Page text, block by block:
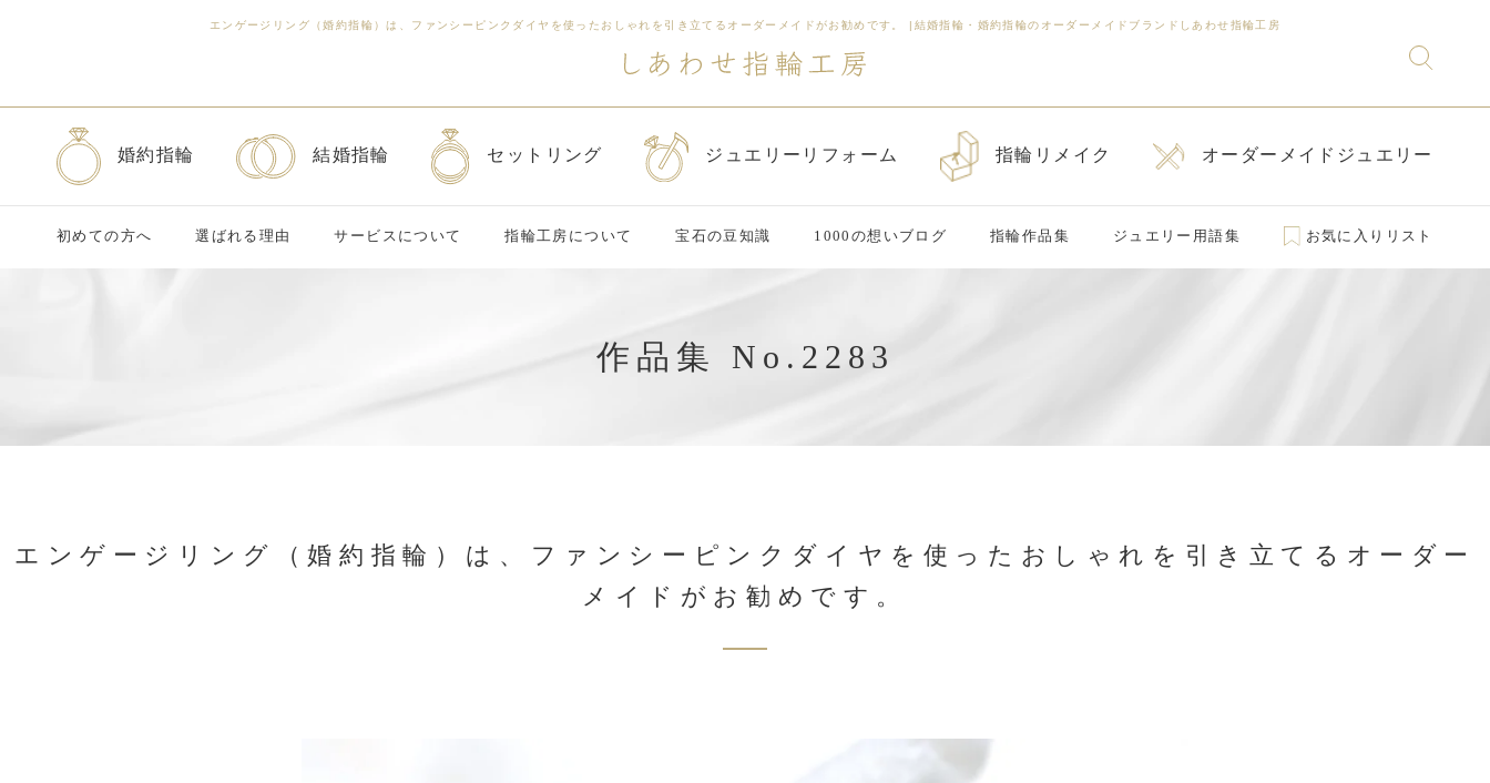
エンゲージリング（婚約指輪）は、ファンシーピンクダイヤを使ったおしゃれを引き立てるオーダーメイドがお勧めです。 | 結婚指輪・婚約指輪のオーダーメイドブランドしあわせ指輪工房
婚約指輪 結婚指輪 セットリング ジュエリーリフォーム 指輪リメイク オーダーメイドジュエリー
初めての方へ 選ばれる理由 サービスについて 指輪工房について 宝石の豆知識 1000の想いブログ 指輪作品集 ジュエリー用語集 お気に入りリスト
作品集 No.2283
エンゲージリング（婚約指輪）は、ファンシーピンクダイヤを使ったおしゃれを引き立てるオーダー
メイドがお勧めです。